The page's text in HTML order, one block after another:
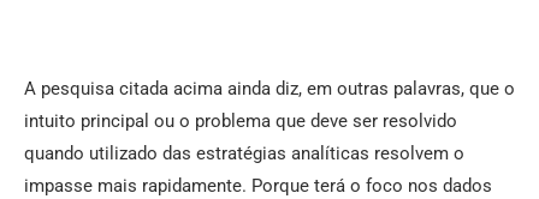
A pesquisa citada acima ainda diz, em outras palavras, que o
intuito principal ou o problema que deve ser resolvido
quando utilizado das estratégias analíticas resolvem o
impasse mais rapidamente. Porque terá o foco nos dados